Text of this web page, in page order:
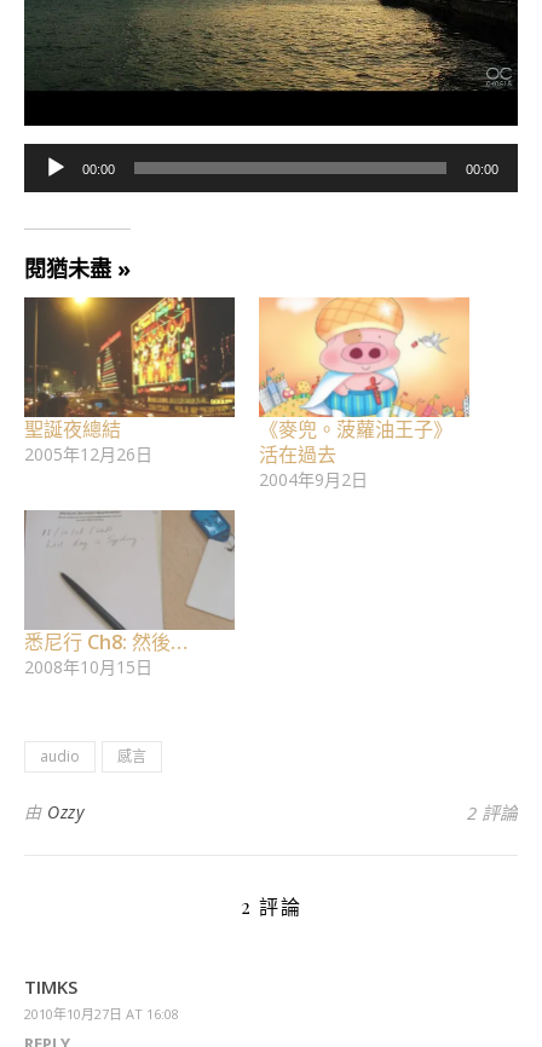
器
00:00 00:00
閱猶未盡 »
聖誕夜總結
2005年12月26日
《麥兜。菠蘿油王子》
活在過去
2004年9月2日
悉尼行 Ch8: 然後…
2008年10月15日
audio 感言
由 Ozzy 2 評論
2 評論
TIMKS
2010年10月27日 AT 16:08